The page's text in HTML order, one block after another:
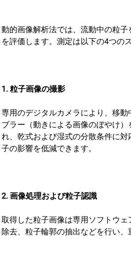
動的画像解析法では、流動中の粒
を評価します。測定は以下の4つの
1. 粒子画像の撮影
専用のデジタルカメラにより、移
ブラー（動きによる画像のぼやけ
れ、乾式および湿式の分散条件に
子の影響を低減できます。
2. 画像処理および粒子認識
取得した粒子画像は専用ソフトウ
除去、粒子輪郭の抽出などを行い、